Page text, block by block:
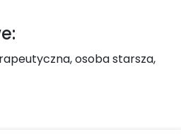
osoba starsza,